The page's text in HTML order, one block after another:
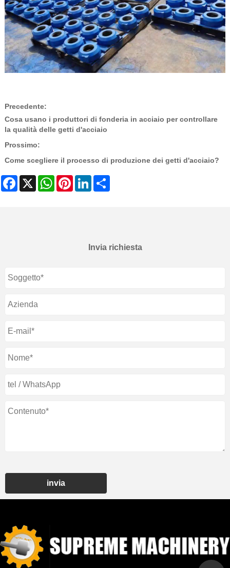
Precedente:
Cosa usano i produttori di fonderia in acciaio per controllare
la qualità delle getti d'acciaio
Prossimo:
Come scegliere il processo di produzione dei getti d'acciaio?
Facebook
X WhatsAppPinterestLinkedIn
Invia richiesta
invia